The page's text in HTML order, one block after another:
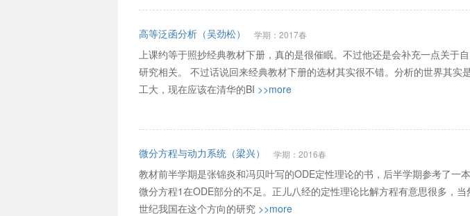
高等泛函分析（吴劲松） 学期：2017春
上课约等于照抄经典教材下册，真的是很催眠。不过他还是会补充一点关于
研究相关。 不过话说回来经典教材下册的选材其实很不错。分析的世界其
工大，现在应该在清华的BI >>more
微分方程与动力系统（梁兴） 学期：2016春
教材前半学期是张锦炎和冯贝叶写的ODE定性理论的书，后半学期参考了
微分方程1在ODE部分的不足。正儿八经的定性理论比解方程有意思很多，
世纪我国在这个方向的研究 >>more